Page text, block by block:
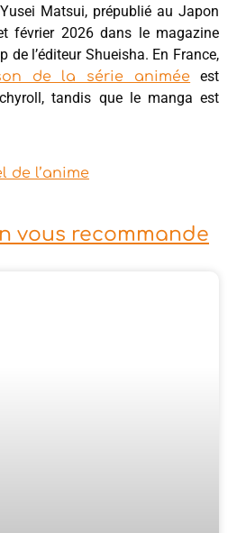
Matsui, prépublié au Japon
février 2026 dans le magazine
de l’éditeur Shueisha. En France,
de la série animée est
tandis que le manga est
de l’anime
vous recommande